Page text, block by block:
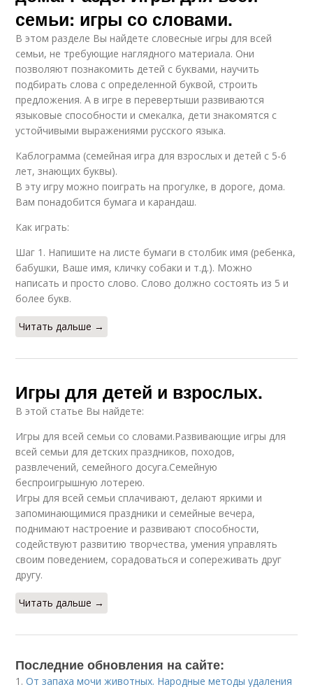
семьи: игры со словами.
В этом разделе Вы найдете словесные игры для всей
семьи, не требующие наглядного материала. Они
позволяют познакомить детей с буквами, научить
подбирать слова с определенной буквой, строить
предложения. А в игре в перевертыши развиваются
языковые способности и смекалка, дети знакомятся с
устойчивыми выражениями русского языка.
Каблограмма (семейная игра для взрослых и детей с 5-6
лет, знающих буквы).
В эту игру можно поиграть на прогулке, в дороге, дома.
Вам понадобится бумага и карандаш.
Как играть:
Шаг 1. Напишите на листе бумаги в столбик имя (ребенка,
бабушки, Ваше имя, кличку собаки и т.д.). Можно
написать и просто слово. Слово должно состоять из 5 и
более букв.
Читать дальше →
Игры для детей и взрослых.
В этой статье Вы найдете:
Игры для всей семьи со словами.Развивающие игры для
всей семьи для детских праздников, походов,
развлечений, семейного досуга.Семейную
беспроигрышную лотерею.
Игры для всей семьи сплачивают, делают яркими и
запоминающимися праздники и семейные вечера,
поднимают настроение и развивают способности,
содействуют развитию творчества, умения управлять
своим поведением, сорадоваться и сопереживать друг
другу.
Читать дальше →
Последние обновления на сайте:
1.От запаха мочи животных. Народные методы удаления